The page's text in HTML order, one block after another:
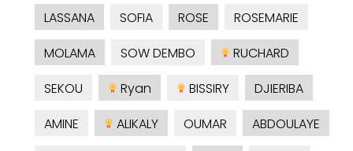
LASSANA
SOFIA ROSE
ROSEMARIE
MOLAMA
SOW DEMBO
RUCHARD
SEKOU
Ryan BISSIRY
DJIERIBA
AMINE
ALIKALY OUMAR
ABDOULAYE